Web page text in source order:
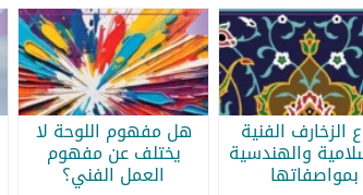
الزخارف الفنية
والهندسية
بمواصفاتها
هل مفهوم اللوحة لا
يختلف عن مفهوم
العمل الفني؟